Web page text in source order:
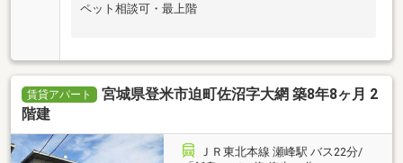
ペット相談可・最上階
賃貸アパート
宮城県登米市迫町佐沼字大網 築8年8ヶ月 2
階建
ＪＲ東北本線 瀬峰駅 バス22分/